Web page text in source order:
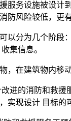
服务设施被设计
防风险较低，更
以分为几个阶段
集信息。
，在建筑物内移
进的消防和救援
实现设计 目标的